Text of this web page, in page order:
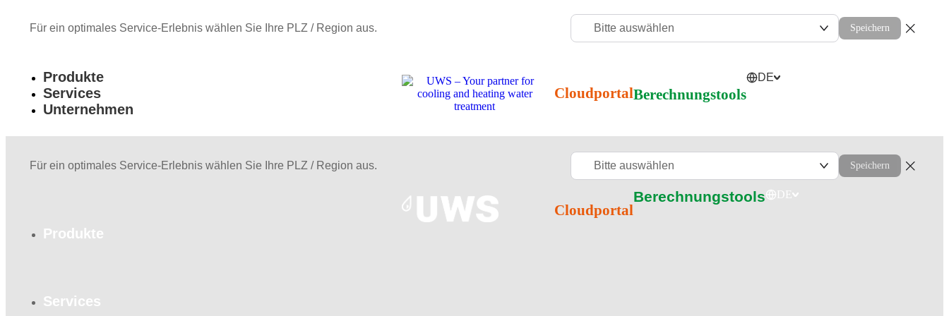
Für ein optimales Service-Erlebnis wählen Sie Ihre PLZ / Region aus. Bitte auswählen Speichern
Produkte
Services
Unternehmen
CloudportalBerechnungstools
DE
Für ein optimales Service-Erlebnis wählen Sie Ihre PLZ / Region aus. Bitte auswählen Speichern
Produkte
Services
Cloudportal
Berechnungstools DE